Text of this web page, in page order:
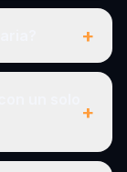
+
+